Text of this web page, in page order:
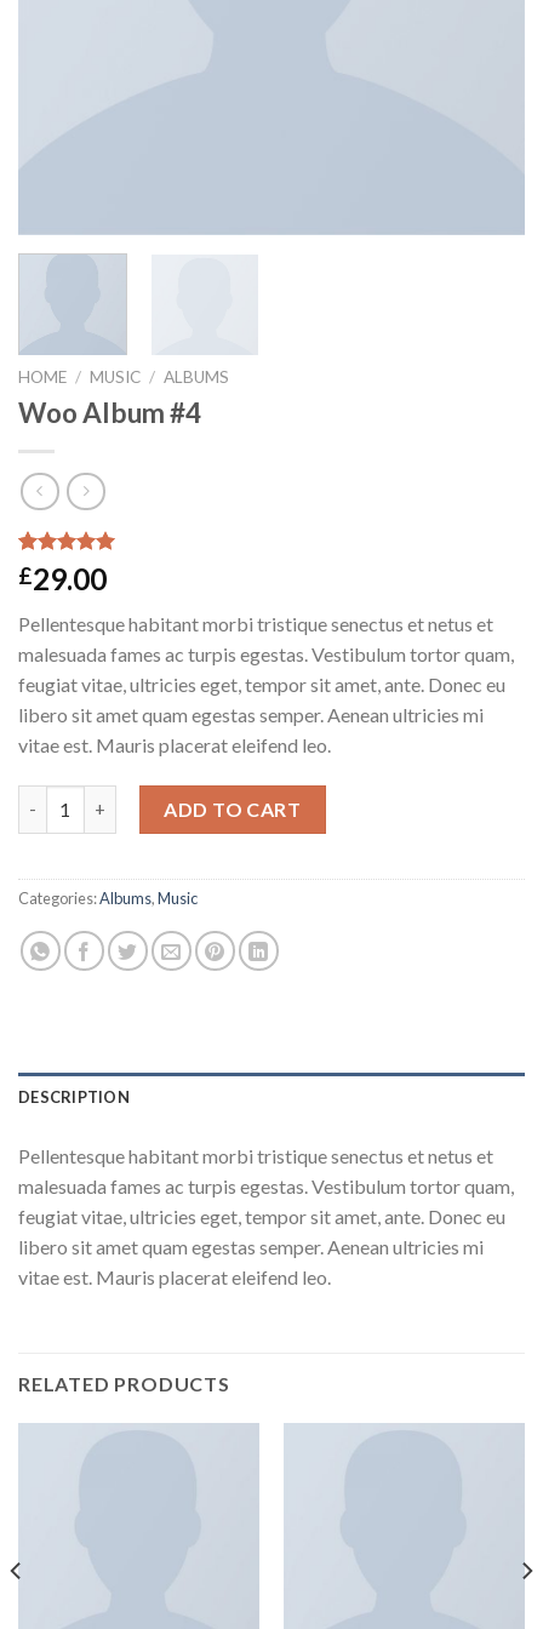
HOME / MUSIC / ALBUMS
Woo Album #4
Rated 5.00
out of 5
2
customer
ratings
£29.00
Pellentesque habitant morbi tristique senectus et netus et
malesuada fames ac turpis egestas. Vestibulum tortor quam,
feugiat vitae, ultricies eget, tempor sit amet, ante. Donec eu
libero sit amet quam egestas semper. Aenean ultricies mi
vitae est. Mauris placerat eleifend leo.
ADD TO CART
Categories:Albums,Music
DESCRIPTION
Pellentesque habitant morbi tristique senectus et netus et
malesuada fames ac turpis egestas. Vestibulum tortor quam,
feugiat vitae, ultricies eget, tempor sit amet, ante. Donec eu
libero sit amet quam egestas semper. Aenean ultricies mi
vitae est. Mauris placerat eleifend leo.
RELATED PRODUCTS